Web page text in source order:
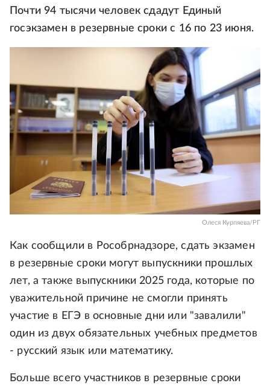
Почти 94 тысячи человек сдадут Единый
госэкзамен в резервные сроки с 16 по 23 июня.
Олеся Курпяева/РГ
Как сообщили в Рособрнадзоре, сдать экзамен
в резервные сроки могут выпускники прошлых
лет, а также выпускники 2025 года, которые по
уважительной причине не смогли принять
участие в ЕГЭ в основные дни или "завалили"
один из двух обязательных учебных предметов
- русский язык или математику.
Больше всего участников в резервные сроки